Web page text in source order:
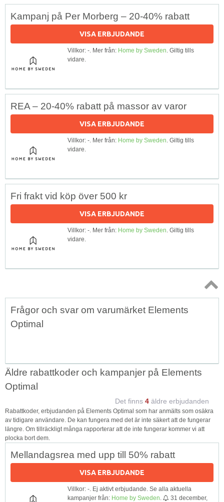
Kampanj på Per Morberg – 20-40% rabatt
VISA ERBJUDANDE
Villkor: -. Mer från: Home by Sweden. Giltig tills
vidare.
REA – 20-40% rabatt på massor av varor
VISA ERBJUDANDE
Villkor: -. Mer från: Home by Sweden. Giltig tills
vidare.
Fri frakt vid köp över 500 kr
VISA ERBJUDANDE
Villkor: -. Mer från: Home by Sweden. Giltig tills
vidare.
Topp
Frågor och svar om varumärket Elements
Optimal
Äldre rabattkoder och kampanjer på Elements
Optimal
Det finns 4 äldre erbjudanden
Rabattkoder, erbjudanden på Elements Optimal som har anmälts som osäkra
av tidigare användare. De kan fungera med det är inte säkert att de fungerar
längre. Om tillräckligt många rapporterar att de inte fungerar kommer vi att
plocka bort dem.
Mellandagsrea med upp till 50% rabatt
VISA ERBJUDANDE
Villkor: -. Ej aktivt erbjudande. Se alla aktuella
kampanjer från: Home by Sweden 31 december,